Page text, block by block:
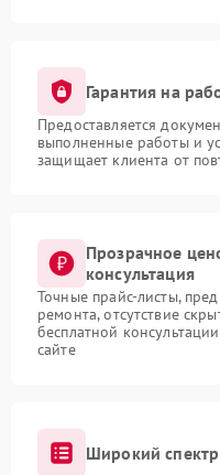
Гарантия на
Предоставляется
выполненные работы и
защищает клиента от
Прозрачное
консультация
Точные прайс-листы,
ремонта, отсутствие
бесплатной
сайте
Широкий спектр